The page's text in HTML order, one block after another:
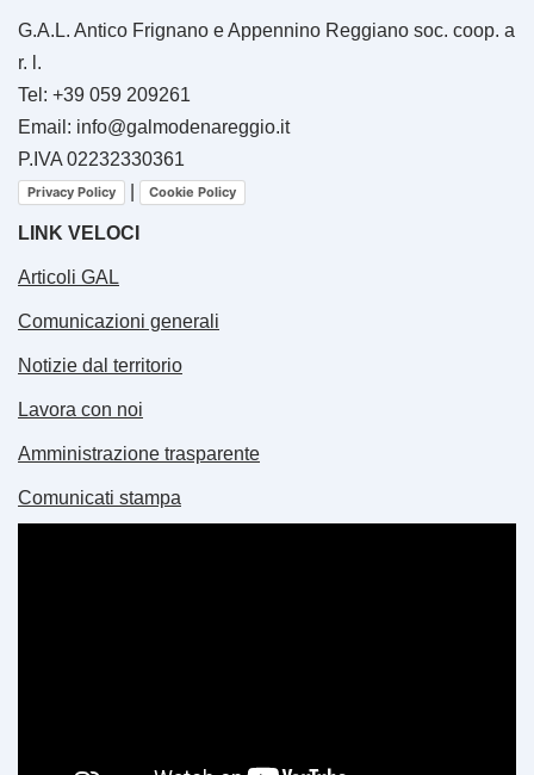
G.A.L. Antico Frignano e Appennino Reggiano soc. coop. a
r. l.
Tel: +39 059 209261
Email: info@galmodenareggio.it
P.IVA 02232330361
Privacy Policy Cookie Policy
LINK VELOCI
Articoli GAL
Comunicazioni generali
Notizie dal territorio
Lavora con noi
Amministrazione trasparente
Comunicati stampa